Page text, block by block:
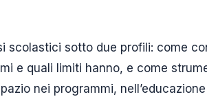
scolastici sotto due profili: come
e quali limiti hanno, e come
nei programmi,